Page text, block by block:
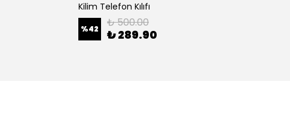
Kilim Telefon Kılıfı
%42 ₺ 500.00
₺ 289.90